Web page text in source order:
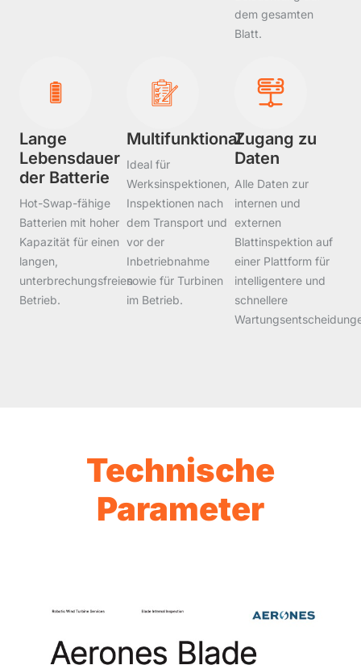
dem gesamten
Blatt.
Lange
Lebensdauer
der Batterie
Hot-Swap-fähige
Batterien mit hoher
Kapazität für einen
langen,
unterbrechungsfreien
Betrieb.
Multifunktional
Ideal für
Werksinspektionen,
Inspektionen nach
dem Transport und
vor der
Inbetriebnahme
sowie für Turbinen
im Betrieb.
Zugang zu
Daten
Alle Daten zur
internen und
externen
Blattinspektion auf
einer Plattform für
intelligentere und
schnellere
Technische
Parameter